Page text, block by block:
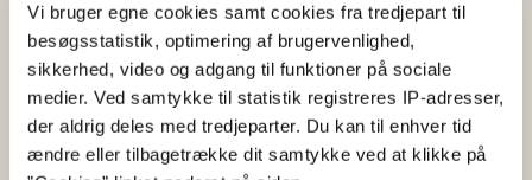
Vi bruger egne cookies samt cookies fra tredjepart til
besøgsstatistik, optimering af brugervenlighed,
sikkerhed, video og adgang til funktioner på sociale
medier. Ved samtykke til statistik registreres IP-adresser,
der aldrig deles med tredjeparter. Du kan til enhver tid
ændre eller tilbagetrække dit samtykke ved at klikke på
Hvad skal du gøre som
forbruger
Fødevarestyrelsen råder forbrugerne til at levere